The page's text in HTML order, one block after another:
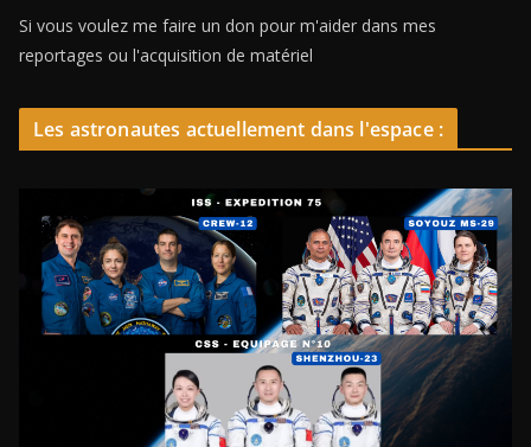
Si vous voulez me faire un don pour m'aider dans mes
reportages ou l'acquisition de matériel
Les astronautes actuellement dans l'espace :